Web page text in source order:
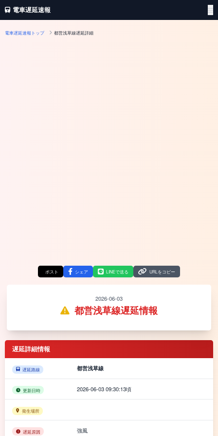
電車遅延速報
電車遅延速報トップ 都営浅草線遅延詳細
ポスト シェア LINEで送る URLをコピー
2026-06-03
都営浅草線遅延情報
遅延詳細情報
遅延路線 都営浅草線
更新日時 2026-06-03 09:30:13頃
発生場所
遅延原因 強風